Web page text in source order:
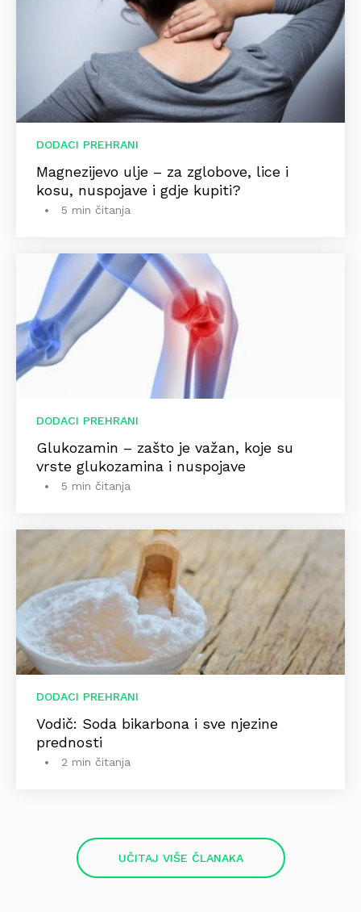
DODACI PREHRANI
Magnezijevo ulje – za zglobove, lice i
kosu, nuspojave i gdje kupiti?
5 min čitanja
DODACI PREHRANI
Glukozamin – zašto je važan, koje su
vrste glukozamina i nuspojave
5 min čitanja
DODACI PREHRANI
Vodič: Soda bikarbona i sve njezine
prednosti
2 min čitanja
UČITAJ VIŠE ČLANAKA